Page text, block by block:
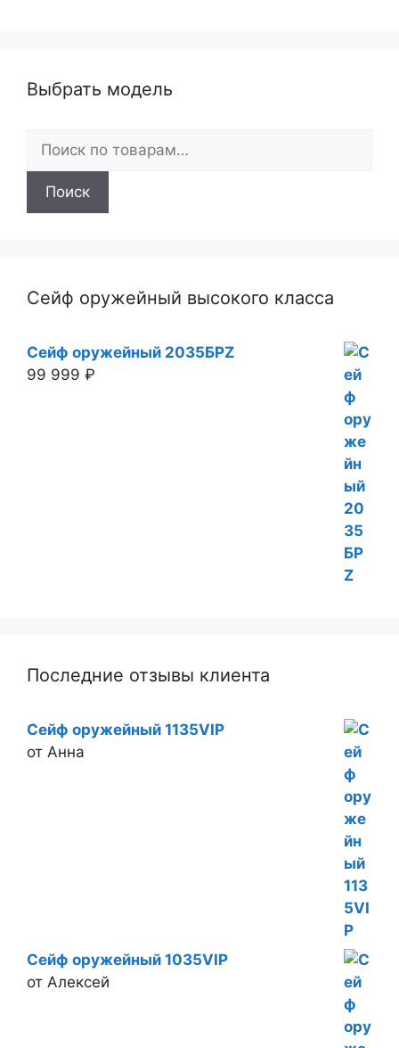
Выбрать модель
Поиск
Сейф оружейный высокого класса
Сейф оружейный 2035БРZ
99 999 ₽
Последние отзывы клиента
Сейф оружейный 1135VIP
от Анна
Сейф оружейный 1035VIP
от Алексей